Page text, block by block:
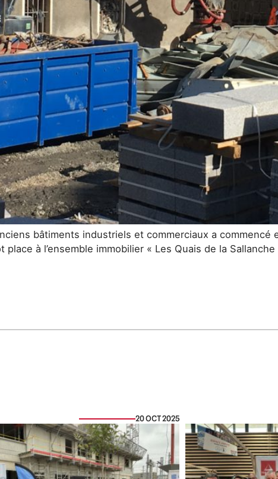
bâtiments industriels et commerciaux a commencé
à l’ensemble immobilier « Les Quais de la Sallanche
20 OCT 2025